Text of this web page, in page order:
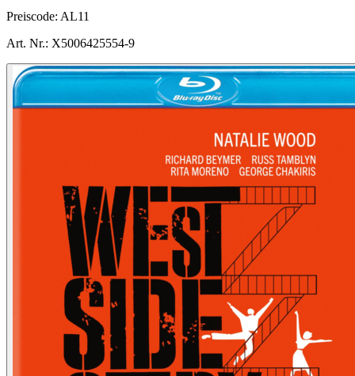
Preiscode: AL11
Art. Nr.: X5006425554-9